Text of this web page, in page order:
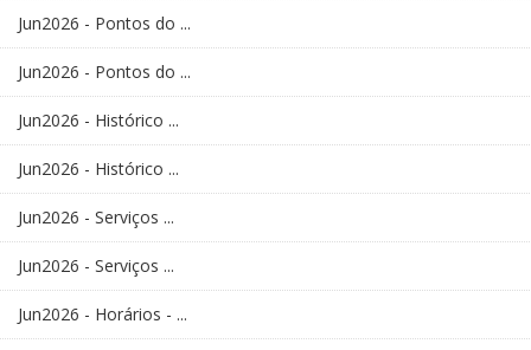
Jun2026 - Pontos do ...
Jun2026 - Pontos do ...
Jun2026 - Histórico ...
Jun2026 - Histórico ...
Jun2026 - Serviços ...
Jun2026 - Serviços ...
Jun2026 - Horários - ...